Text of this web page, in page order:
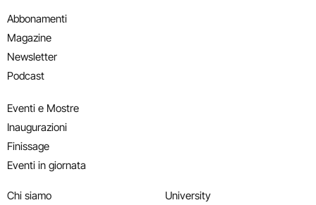
Abbonamenti
Magazine
Newsletter
Podcast
Eventi e Mostre
Inaugurazioni
Finissage
Eventi in giornata
Chi siamo
University